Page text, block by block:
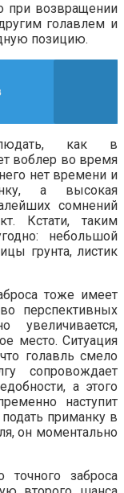
при возвращении
голавлем и
позицию.
как в
воблер во время
нет времени и
а высокая
сомнений
Кстати, таким
небольшой
грунта, листик
тоже имеет
перспективных
увеличивается,
место. Ситуация
голавль смело
сопровождает
а этого
наступит
приманку в
он моментально
заброса